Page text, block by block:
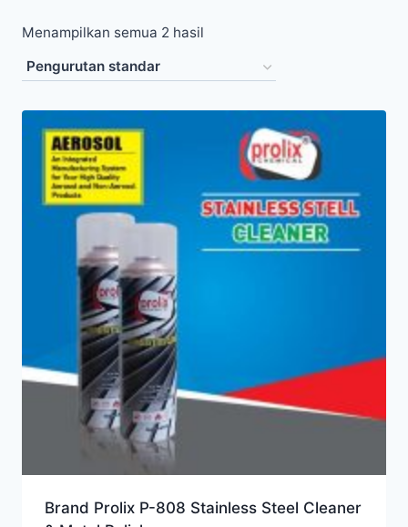
Menampilkan semua 2 hasil
Brand Prolix P-808 Stainless Steel Cleaner